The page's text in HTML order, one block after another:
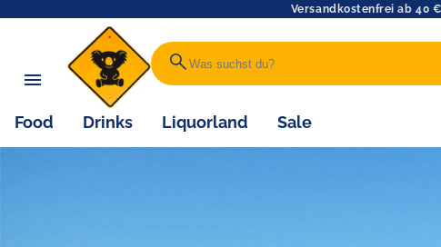
Versandkostenfrei ab 40
search
Food Drinks Liquorland Sale